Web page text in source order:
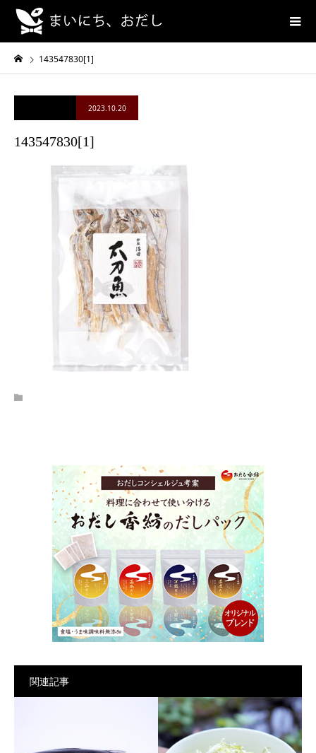
143547830[1]
2023.10.20
143547830[1]
関連記事